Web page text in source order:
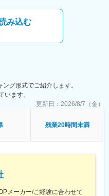
守ります。
でご安心ください。
ことが可能です。（残業時間月
次に応じたフォローアップ研修
けた管理職育成研修など多様な
1~3年目にかけて取得が可能で
は出社扱い・費用全額支給し全
な介護技術を身に付ける。
指導にも関わる存在へ。
場リーダーやサービス提供責任
み込む
グ形式でご紹介します。
います。
更新日： 2026/8/7（金）
残業20時間未満
メーカー/ご経験に合わせて